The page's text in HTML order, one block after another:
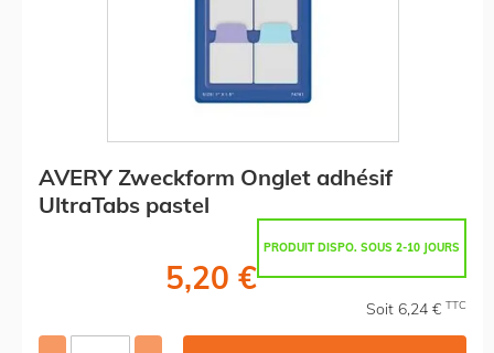
AVERY Zweckform Onglet adhésif
UltraTabs pastel
PRODUIT DISPO. SOUS 2-10 JOURS
5,20 €
Soit 6,24 € TTC